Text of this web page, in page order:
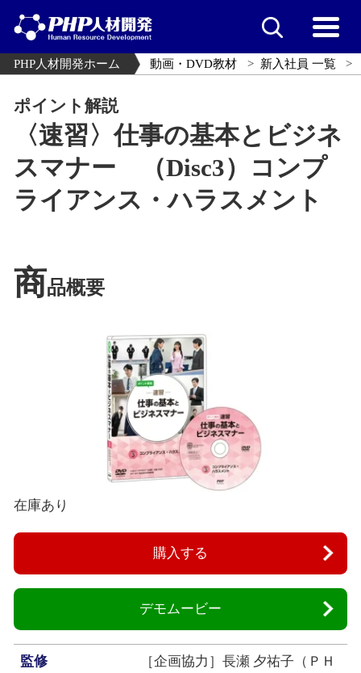
PHP人材開発ホーム 動画・DVD教材 新入社員 一覧
ポイント解説
〈速習〉仕事の基本とビジネ
スマナー （Disc3）コンプ
ライアンス・ハラスメント
商品概要
在庫あり
購入する
デモムービー
監修
［企画協力］長瀬 夕祐子（ＰＨ